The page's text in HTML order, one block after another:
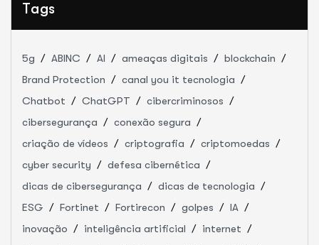
Tags
5g ABINC AI ameaças digitais
blockchain
Brand Protection
canal you it tecnologia
Chatbot
ChatGPT
cibercriminosos
cibersegurança
conexão segura
criação de vídeos
criptografia
criptomoedas
cyber security
defesa cibernética
dicas de cibersegurança
dicas de tecnologia
ESG
Fortinet Fortirecon golpes
IA
inovação
inteligência artificial
internet